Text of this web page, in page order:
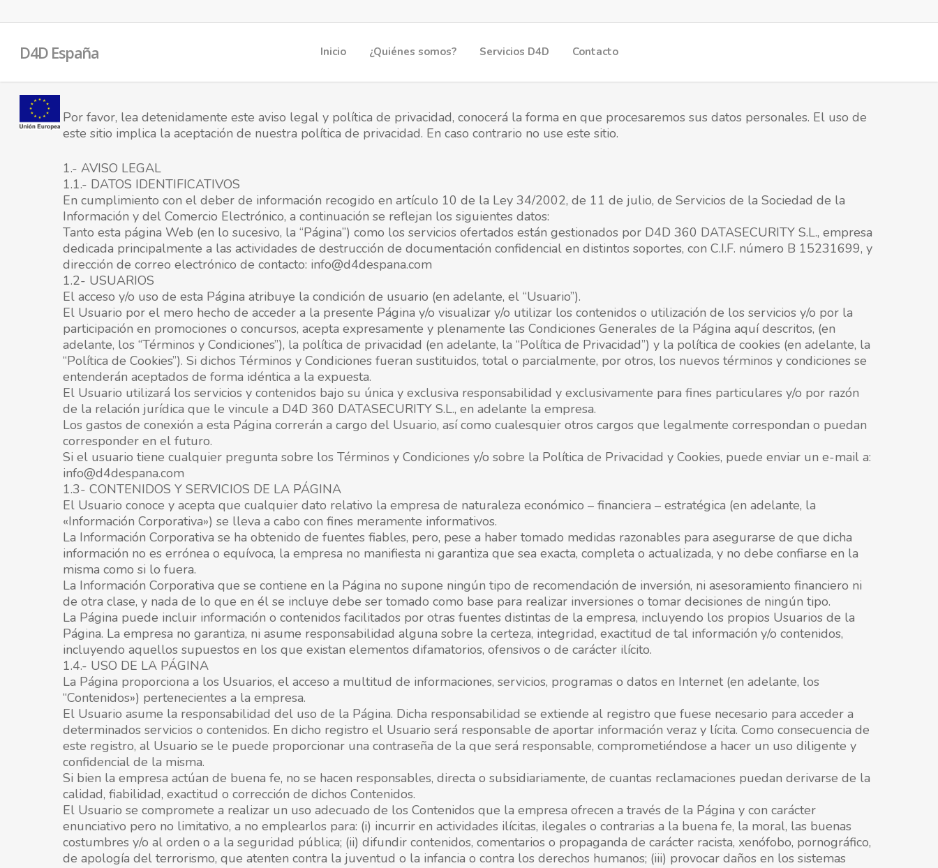
D4D España Inicio ¿Quiénes somos? Servicios D4D Contacto
Por favor, lea detenidamente este aviso legal y política de privacidad, conocerá la forma en que procesaremos sus datos personales. El uso de
este sitio implica la aceptación de nuestra política de privacidad. En caso contrario no use este sitio.
1.- AVISO LEGAL
1.1.- DATOS IDENTIFICATIVOS
En cumplimiento con el deber de información recogido en artículo 10 de la Ley 34/2002, de 11 de julio, de Servicios de la Sociedad de la
Información y del Comercio Electrónico, a continuación se reflejan los siguientes datos:
Tanto esta página Web (en lo sucesivo, la “Página”) como los servicios ofertados están gestionados por D4D 360 DATASECURITY S.L., empresa
dedicada principalmente a las actividades de destrucción de documentación confidencial en distintos soportes, con C.I.F. número B 15231699, y
dirección de correo electrónico de contacto: info@d4despana.com
1.2- USUARIOS
El acceso y/o uso de esta Página atribuye la condición de usuario (en adelante, el “Usuario”).
El Usuario por el mero hecho de acceder a la presente Página y/o visualizar y/o utilizar los contenidos o utilización de los servicios y/o por la
participación en promociones o concursos, acepta expresamente y plenamente las Condiciones Generales de la Página aquí descritos, (en
adelante, los “Términos y Condiciones”), la política de privacidad (en adelante, la “Política de Privacidad”) y la política de cookies (en adelante, la
“Política de Cookies”). Si dichos Términos y Condiciones fueran sustituidos, total o parcialmente, por otros, los nuevos términos y condiciones se
entenderán aceptados de forma idéntica a la expuesta.
El Usuario utilizará los servicios y contenidos bajo su única y exclusiva responsabilidad y exclusivamente para fines particulares y/o por razón
de la relación jurídica que le vincule a D4D 360 DATASECURITY S.L., en adelante la empresa.
Los gastos de conexión a esta Página correrán a cargo del Usuario, así como cualesquier otros cargos que legalmente correspondan o puedan
corresponder en el futuro.
Si el usuario tiene cualquier pregunta sobre los Términos y Condiciones y/o sobre la Política de Privacidad y Cookies, puede enviar un e-mail a:
info@d4despana.com
1.3- CONTENIDOS Y SERVICIOS DE LA PÁGINA
El Usuario conoce y acepta que cualquier dato relativo la empresa de naturaleza económico – financiera – estratégica (en adelante, la
«Información Corporativa») se lleva a cabo con fines meramente informativos.
La Información Corporativa se ha obtenido de fuentes fiables, pero, pese a haber tomado medidas razonables para asegurarse de que dicha
información no es errónea o equívoca, la empresa no manifiesta ni garantiza que sea exacta, completa o actualizada, y no debe confiarse en la
misma como si lo fuera.
La Información Corporativa que se contiene en la Página no supone ningún tipo de recomendación de inversión, ni asesoramiento financiero ni
de otra clase, y nada de lo que en él se incluye debe ser tomado como base para realizar inversiones o tomar decisiones de ningún tipo.
La Página puede incluir información o contenidos facilitados por otras fuentes distintas de la empresa, incluyendo los propios Usuarios de la
Página. La empresa no garantiza, ni asume responsabilidad alguna sobre la certeza, integridad, exactitud de tal información y/o contenidos,
incluyendo aquellos supuestos en los que existan elementos difamatorios, ofensivos o de carácter ilícito.
1.4.- USO DE LA PÁGINA
La Página proporciona a los Usuarios, el acceso a multitud de informaciones, servicios, programas o datos en Internet (en adelante, los
“Contenidos») pertenecientes a la empresa.
El Usuario asume la responsabilidad del uso de la Página. Dicha responsabilidad se extiende al registro que fuese necesario para acceder a
determinados servicios o contenidos. En dicho registro el Usuario será responsable de aportar información veraz y lícita. Como consecuencia de
este registro, al Usuario se le puede proporcionar una contraseña de la que será responsable, comprometiéndose a hacer un uso diligente y
confidencial de la misma.
Si bien la empresa actúan de buena fe, no se hacen responsables, directa o subsidiariamente, de cuantas reclamaciones puedan derivarse de la
calidad, fiabilidad, exactitud o corrección de dichos Contenidos.
El Usuario se compromete a realizar un uso adecuado de los Contenidos que la empresa ofrecen a través de la Página y con carácter
enunciativo pero no limitativo, a no emplearlos para: (i) incurrir en actividades ilícitas, ilegales o contrarias a la buena fe, la moral, las buenas
costumbres y/o al orden o a la seguridad pública; (ii) difundir contenidos, comentarios o propaganda de carácter racista, xenófobo, pornográfico,
de apología del terrorismo, que atenten contra la juventud o la infancia o contra los derechos humanos; (iii) provocar daños en los sistemas